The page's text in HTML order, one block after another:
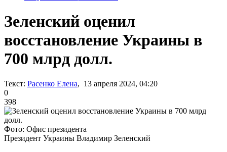
Зеленский оценил
восстановление Украины в
700 млрд долл.
Текст: Расенко Елена, 13 апреля 2024, 04:20
0
398
Фото: Офис президента
Президент Украины Владимир Зеленский